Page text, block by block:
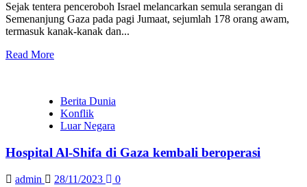
Sejak tentera penceroboh Israel melancarkan semula serangan di
Semenanjung Gaza pada pagi Jumaat, sejumlah 178 orang awam,
termasuk kanak-kanak dan...
Read More
Berita Dunia
Konflik
Luar Negara
Hospital Al-Shifa di Gaza kembali beroperasi
admin 28/11/2023
0